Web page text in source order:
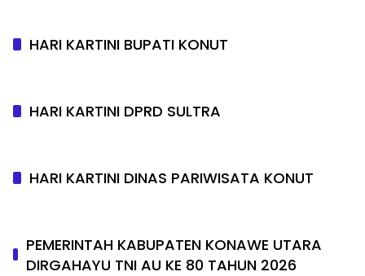
HARI KARTINI BUPATI KONUT
HARI KARTINI DPRD SULTRA
HARI KARTINI DINAS PARIWISATA KONUT
PEMERINTAH KABUPATEN KONAWE UTARA
DIRGAHAYU TNI AU KE 80 TAHUN 2026